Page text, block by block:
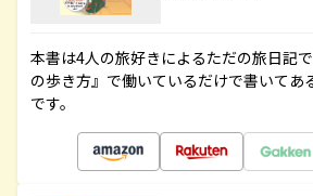
本書は4人の旅好きによるただの旅日記
の歩き方』で働いているだけで書いてあ
です。